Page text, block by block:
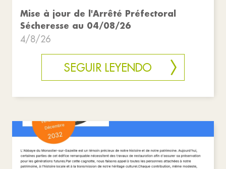
Mise à jour de l'Arrêté Préfectoral
Sécheresse au 04/08/26
4/8/26
SEGUIR LEYENDO